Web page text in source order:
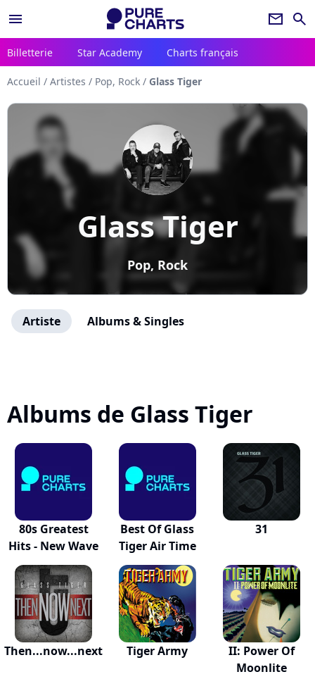
menu newsletter search
Billetterie Star Academy Charts français
Accueil / Artistes / Pop, Rock / Glass Tiger
Glass Tiger
Pop, Rock
Artiste Albums & Singles
Albums de Glass Tiger
80s Greatest
Hits - New Wave
Best Of Glass
Tiger Air Time
31
Then...now...next Tiger Army
II: Power Of
Moonlite